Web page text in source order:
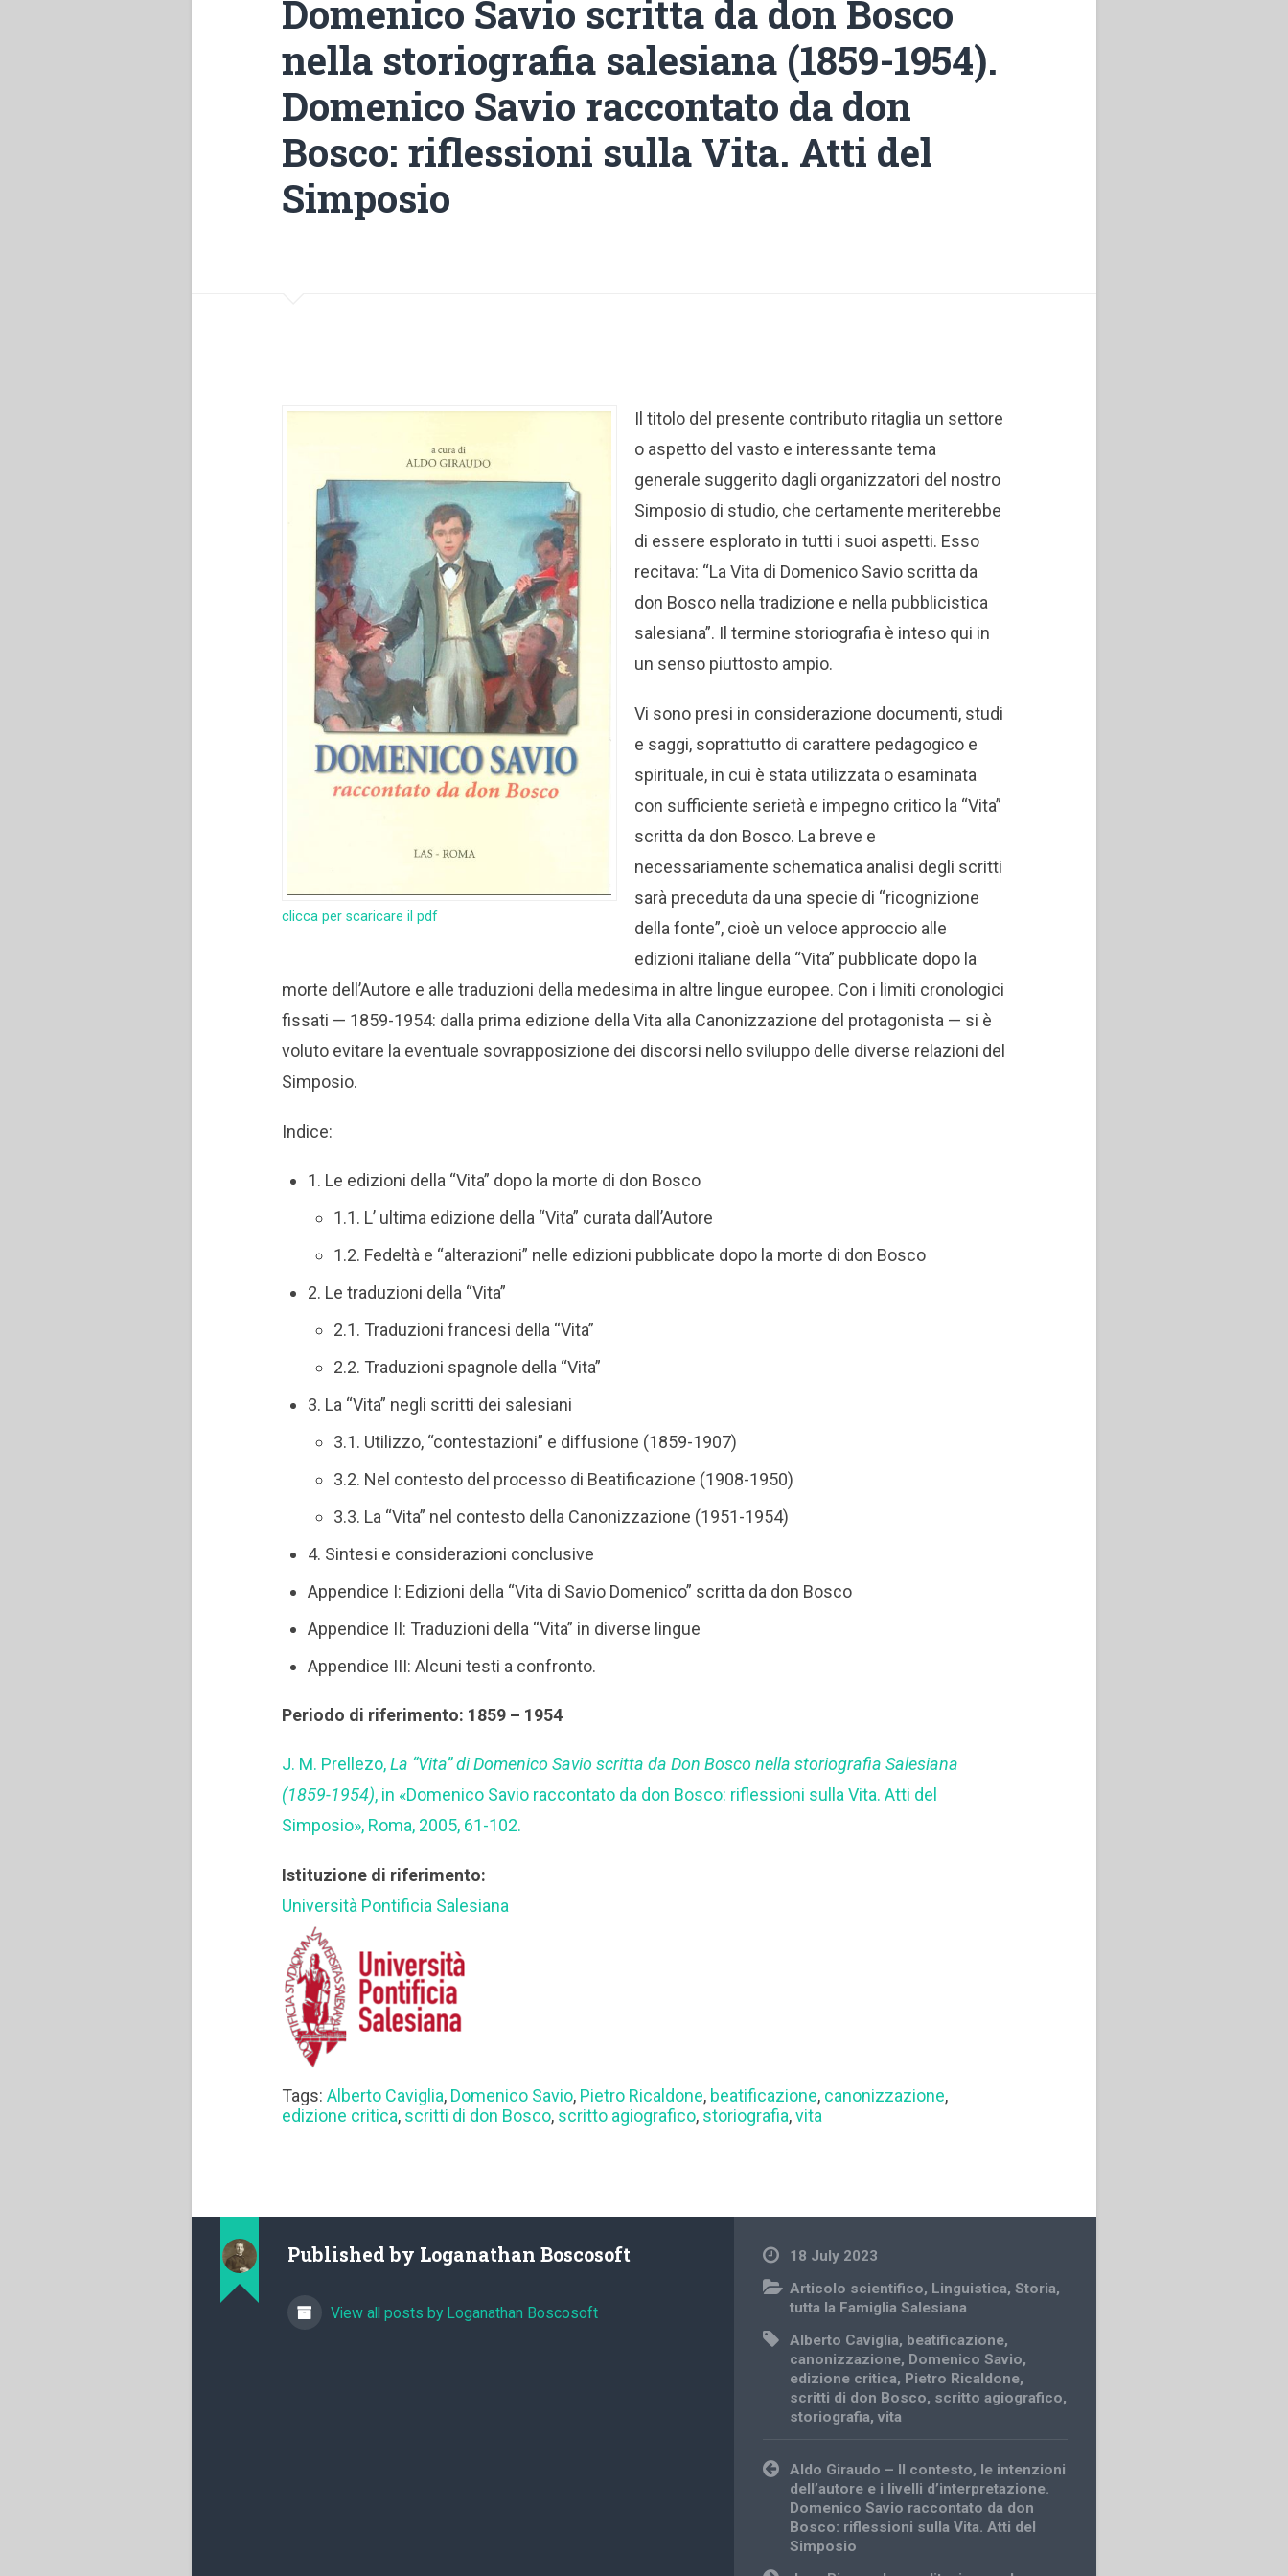
Domenico Savio scritta da don Bosco
nella storiografia salesiana (1859-1954).
Domenico Savio raccontato da don
Bosco: riflessioni sulla Vita. Atti del
Simposio
clicca per scaricare il pdf
Il titolo del presente contributo ritaglia un settore
o aspetto del vasto e interessante tema
generale suggerito dagli organizzatori del nostro
Simposio di studio, che certamente meriterebbe
di essere esplorato in tutti i suoi aspetti. Esso
recitava: “La Vita di Domenico Savio scritta da
don Bosco nella tradizione e nella pubblicistica
salesiana”. Il termine storiografia è inteso qui in
un senso piuttosto ampio.
Vi sono presi in considerazione documenti, studi
e saggi, soprattutto di carattere pedagogico e
spirituale, in cui è stata utilizzata o esaminata
con sufficiente serietà e impegno critico la “Vita”
scritta da don Bosco. La breve e
necessariamente schematica analisi degli scritti
sarà preceduta da una specie di “ricognizione
della fonte”, cioè un veloce approccio alle
edizioni italiane della “Vita” pubblicate dopo la
morte dell’Autore e alle traduzioni della medesima in altre lingue europee. Con i limiti cronologici
fissati — 1859-1954: dalla prima edizione della Vita alla Canonizzazione del protagonista — si è
voluto evitare la eventuale sovrapposizione dei discorsi nello sviluppo delle diverse relazioni del
Simposio.
Indice:
1. Le edizioni della “Vita” dopo la morte di don Bosco
1.1. L’ ultima edizione della “Vita” curata dall’Autore
1.2. Fedeltà e “alterazioni” nelle edizioni pubblicate dopo la morte di don Bosco
2. Le traduzioni della “Vita”
2.1. Traduzioni francesi della “Vita”
2.2. Traduzioni spagnole della “Vita”
3. La “Vita” negli scritti dei salesiani
3.1. Utilizzo, “contestazioni” e diffusione (1859-1907)
3.2. Nel contesto del processo di Beatificazione (1908-1950)
3.3. La “Vita” nel contesto della Canonizzazione (1951-1954)
4. Sintesi e considerazioni conclusive
Appendice I: Edizioni della “Vita di Savio Domenico” scritta da don Bosco
Appendice II: Traduzioni della “Vita” in diverse lingue
Appendice III: Alcuni testi a confronto.
Periodo di riferimento: 1859 – 1954
J. M. Prellezo,La “Vita” di Domenico Savio scritta da Don Bosco nella storiografia Salesiana
(1859-1954), in «Domenico Savio raccontato da don Bosco: riflessioni sulla Vita. Atti del
Simposio», Roma, 2005, 61-102.
Istituzione di riferimento:
Università Pontificia Salesiana
Tags:Alberto Caviglia, Domenico Savio, Pietro Ricaldone, beatificazione, canonizzazione,
edizione critica, scritti di don Bosco, scritto agiografico, storiografia,vita
Published by Loganathan Boscosoft
View all posts by Loganathan Boscosoft
18 July 2023
Articolo scientifico, Linguistica,Storia,
tutta la Famiglia Salesiana
Alberto Caviglia, beatificazione,
canonizzazione, Domenico Savio,
edizione critica, Pietro Ricaldone,
scritti di don Bosco, scritto agiografico,
storiografia,vita
Post
navigation
Aldo Giraudo – Il contesto, le intenzioni
dell’autore e i livelli d’interpretazione.
Domenico Savio raccontato da don
Bosco: riflessioni sulla Vita. Atti del
Simposio